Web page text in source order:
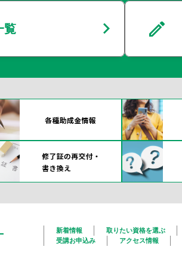
覧
新着情報 取りたい資格を選ぶ
受講お申込み
アクセス情報